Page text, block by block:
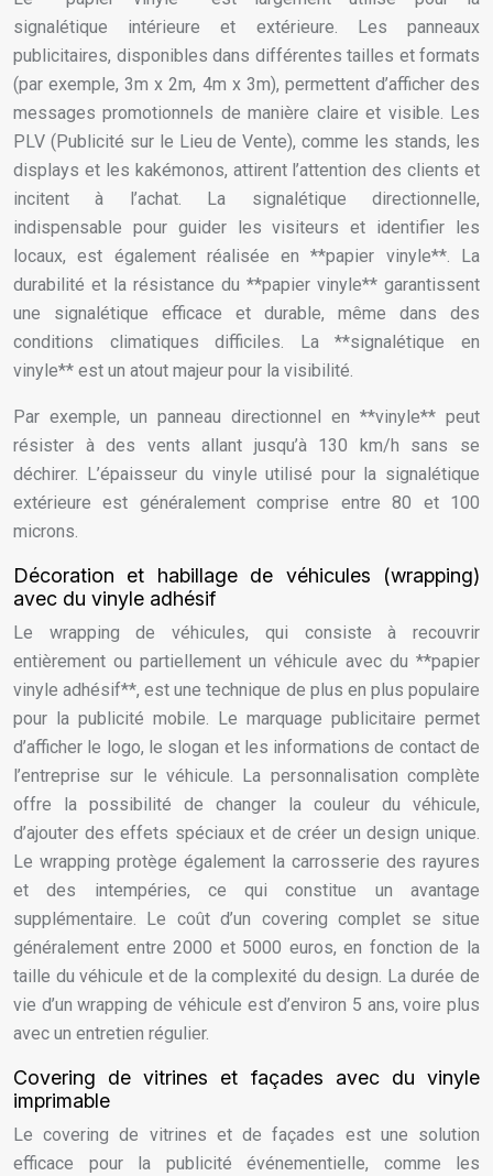
signalétique intérieure et extérieure. Les panneaux
publicitaires, disponibles dans différentes tailles et formats
(par exemple, 3m x 2m, 4m x 3m), permettent d’afficher des
messages promotionnels de manière claire et visible. Les
PLV (Publicité sur le Lieu de Vente), comme les stands, les
displays et les kakémonos, attirent l’attention des clients et
incitent à l’achat. La signalétique directionnelle,
indispensable pour guider les visiteurs et identifier les
locaux, est également réalisée en **papier vinyle**. La
durabilité et la résistance du **papier vinyle** garantissent
une signalétique efficace et durable, même dans des
conditions climatiques difficiles. La **signalétique en
vinyle** est un atout majeur pour la visibilité.
Par exemple, un panneau directionnel en **vinyle** peut
résister à des vents allant jusqu’à 130 km/h sans se
déchirer. L’épaisseur du vinyle utilisé pour la signalétique
extérieure est généralement comprise entre 80 et 100
microns.
Décoration et habillage de véhicules (wrapping)
avec du vinyle adhésif
Le wrapping de véhicules, qui consiste à recouvrir
entièrement ou partiellement un véhicule avec du **papier
vinyle adhésif**, est une technique de plus en plus populaire
pour la publicité mobile. Le marquage publicitaire permet
d’afficher le logo, le slogan et les informations de contact de
l’entreprise sur le véhicule. La personnalisation complète
offre la possibilité de changer la couleur du véhicule,
d’ajouter des effets spéciaux et de créer un design unique.
Le wrapping protège également la carrosserie des rayures
et des intempéries, ce qui constitue un avantage
supplémentaire. Le coût d’un covering complet se situe
généralement entre 2000 et 5000 euros, en fonction de la
taille du véhicule et de la complexité du design. La durée de
vie d’un wrapping de véhicule est d’environ 5 ans, voire plus
avec un entretien régulier.
Covering de vitrines et façades avec du vinyle
imprimable
Le covering de vitrines et de façades est une solution
efficace pour la publicité événementielle, comme les